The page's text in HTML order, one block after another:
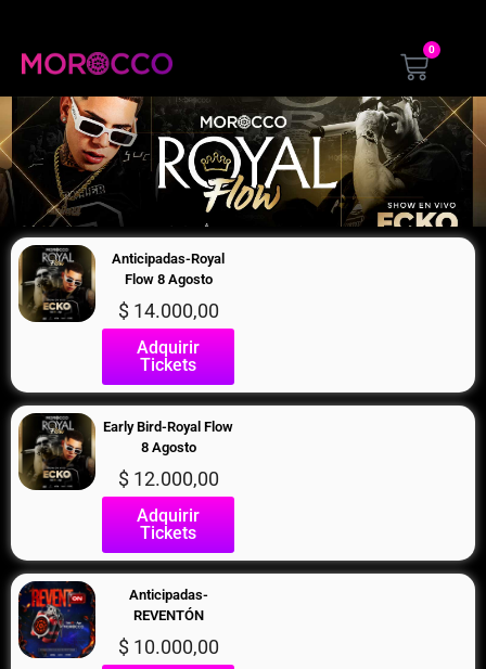
0
Anticipadas-Royal
Flow 8 Agosto
$14.000,00
Adquirir
Tickets
Early Bird-Royal Flow
8 Agosto
$12.000,00
Adquirir
Tickets
Anticipadas-
REVENTÓN
$10.000,00